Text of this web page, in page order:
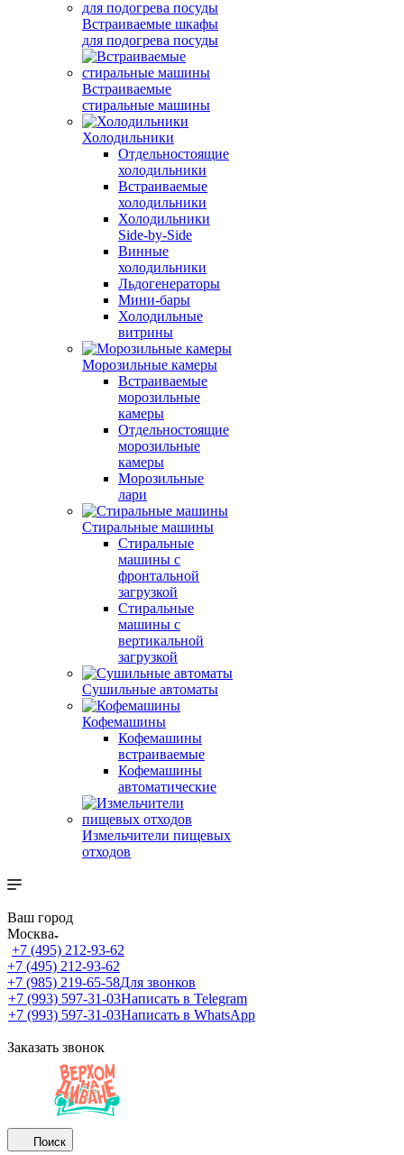
Встраиваемые шкафы
для подогрева посуды
Встраиваемые
стиральные машины
Холодильники
Отдельностоящие
холодильники
Встраиваемые
холодильники
Холодильники
Side-by-Side
Винные
холодильники
Льдогенераторы
Мини-бары
Холодильные
витрины
Морозильные камеры
Встраиваемые
морозильные
камеры
Отдельностоящие
морозильные
камеры
Морозильные
лари
Стиральные машины
Стиральные
машины с
фронтальной
загрузкой
Стиральные
машины с
вертикальной
загрузкой
Сушильные автоматы
Кофемашины
Кофемашины
встраиваемые
Кофемашины
автоматические
Измельчители пищевых
отходов
Ваш город
Москва
+7 (495) 212-93-62
+7 (495) 212-93-62
+7 (985) 219-65-58Для звонков
+7 (993) 597-31-03Написать в Telegram
+7 (993) 597-31-03Написать в WhatsApp
Заказать звонок
Поиск